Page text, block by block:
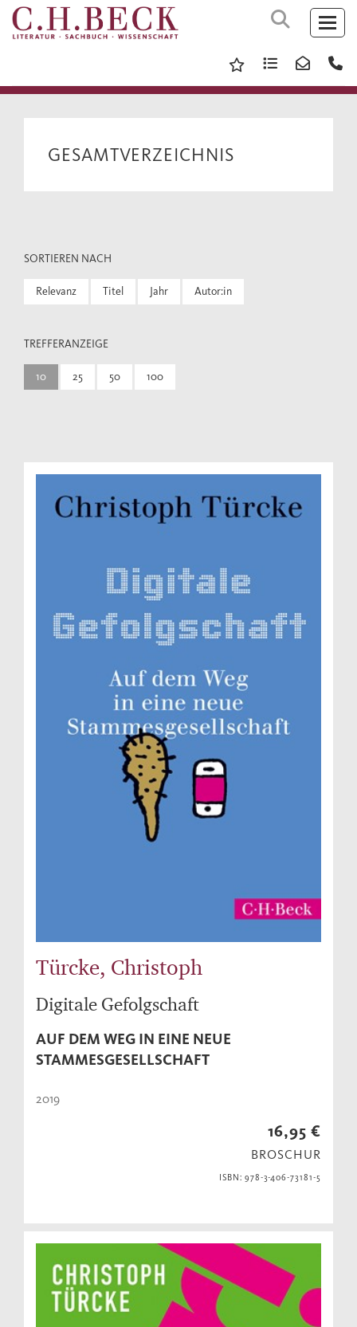
GESAMTVERZEICHNIS
SORTIEREN NACH
Relevanz Titel Jahr Autor:in
TREFFERANZEIGE
10 25 50 100
Türcke, Christoph
Digitale Gefolgschaft
AUF DEM WEG IN EINE NEUE
STAMMESGESELLSCHAFT
2019
16,95 €
BROSCHUR
ISBN: 978-3-406-73181-5